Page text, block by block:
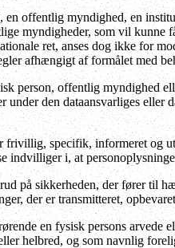
en offentlig myndighed, en
myndigheder, som vil kunne
ret, anses dog ikke for
afhængigt af formålet med
person, offentlig myndighed
under den dataansvarliges
frivillig, specifik, informeret og
indvilliger i, at
på sikkerheden, der fører til
der er transmitteret,
en fysisk persons arvede
helbred, og som navnlig